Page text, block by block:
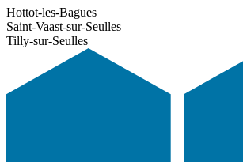
Hottot-les-Bagues
Saint-Vaast-sur-Seulles
Tilly-sur-Seulles